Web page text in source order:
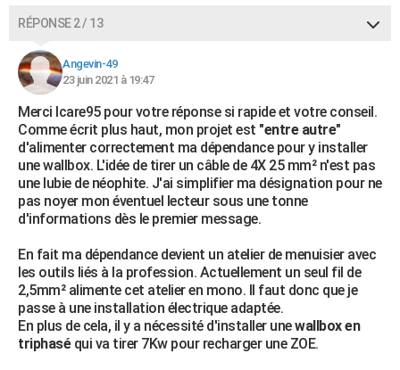
RÉPONSE 2 / 13
Angevin-49
23 juin 2021 à 19:47
Merci Icare95 pour votre réponse si rapide et votre conseil.
Comme écrit plus haut, mon projet est "entre autre"
d'alimenter correctement ma dépendance pour y installer
une wallbox. L'idée de tirer un câble de 4X 25 mm² n'est pas
une lubie de néophite. J'ai simplifier ma désignation pour ne
pas noyer mon éventuel lecteur sous une tonne
d'informations dès le premier message.
En fait ma dépendance devient un atelier de menuisier avec
les outils liés à la profession. Actuellement un seul fil de
2,5mm² alimente cet atelier en mono. Il faut donc que je
passe à une installation électrique adaptée.
En plus de cela, il y a nécessité d'installer unewallbox en
triphaséqui va tirer 7Kw pour recharger une ZOE.